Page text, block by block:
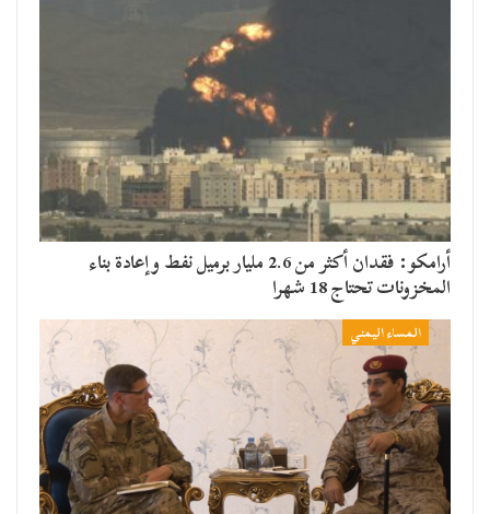
أرامكو: فقدان أكثر من 2.6 مليار برميل نفط وإعادة بناء
المخزونات تحتاج 18 شهرا
المساء اليمني